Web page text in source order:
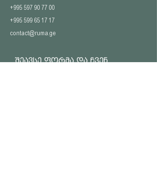
+995 597 90 77 00
+995 599 65 17 17
contact@ruma.ge
შეავსე ფორმა და ჩვენ